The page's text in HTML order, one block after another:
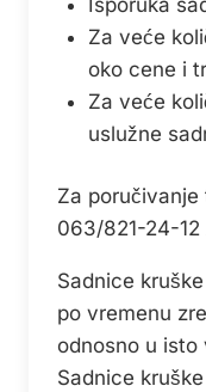
Za veće
oko cene i
Za veće
uslužne
Za
063/821-24-12
Sadnice
po vremenu
odnosno u isto
Sadnice